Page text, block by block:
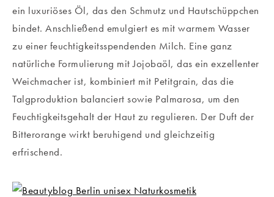
ein luxuriöses Öl, das den Schmutz und Hautschüppchen
bindet. Anschließend emulgiert es mit warmem Wasser
zu einer feuchtigkeitsspendenden Milch. Eine ganz
natürliche Formulierung mit Jojobaöl, das ein exzellenter
Weichmacher ist, kombiniert mit Petitgrain, das die
Talgproduktion balanciert sowie Palmarosa, um den
Feuchtigkeitsgehalt der Haut zu regulieren. Der Duft der
Bitterorange wirkt beruhigend und gleichzeitig
erfrischend.